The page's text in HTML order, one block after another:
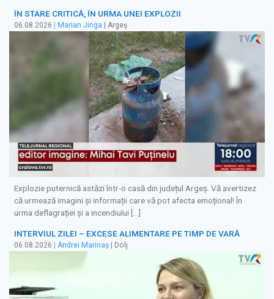
ÎN STARE CRITICĂ, ÎN URMA UNEI EXPLOZII
06.08.2026 | Marian Jinga | Argeș
Explozie puternică astăzi într-o casă din județul Argeș. Vă avertizez
că urmează imagini și informații care vă pot afecta emoțional! În
urma deflagrației și a incendiului […]
INTERVIUL ZILEI – EXCESE ALIMENTARE PE TIMP DE VARĂ
06.08.2026 Andrei Marinaș | Dolj